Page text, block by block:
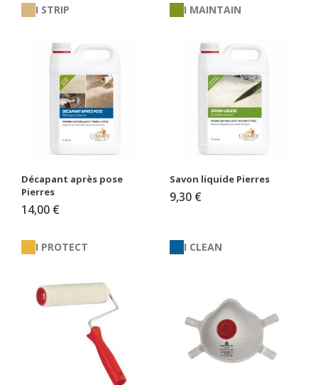
I STRIP
Décapant après pose
Pierres
14,00 €
I MAINTAIN
Savon liquide Pierres
9,30 €
I PROTECT I CLEAN